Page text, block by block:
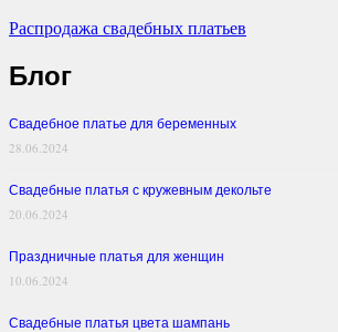
Распродажа свадебных платьев
Блог
Свадебное платье для беременных
28.06.2024
Свадебные платья с кружевным декольте
20.06.2024
Праздничные платья для женщин
10.06.2024
Свадебные платья цвета шампань